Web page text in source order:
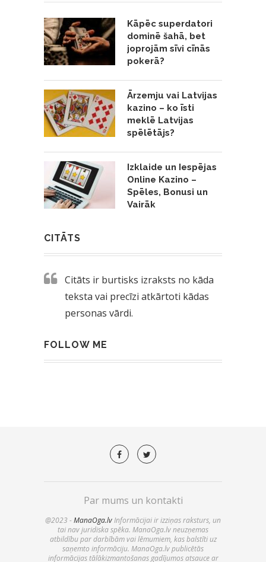
Kāpēc superdatori
dominē šahā, bet
joprojām sīvi cīnās
pokerā?
Ārzemju vai Latvijas
kazino – ko īsti
meklē Latvijas
spēlētājs?
Izklaide un Iespējas
Online Kazino –
Spēles, Bonusi un
Vairāk
CITĀTS
Citāts ir burtisks izraksts no kāda
teksta vai precīzi atkārtoti kādas
personas vārdi.
FOLLOW ME
Par mums un kontakti
@2023 - ManaOga.lvInformācijai ir izziņas raksturs, un
tai nav juridiska spēka. ManaOga.lv neuzņemas
atbildību par darbībām vai lēmumiem, kas balstīti uz
saņemto informāciju. ManaOga.lv publicētās
informācijas tālākizmantošanas gadījumos atsauce ar